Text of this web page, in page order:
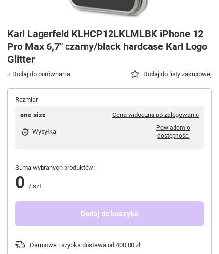
Karl Lagerfeld KLHCP12LKLMLBK iPhone 12
Pro Max 6,7" czarny/black hardcase Karl Logo
Glitter
+ Dodaj do porównania Dodaj do listy zakupowej
Rozmiar
one size Cena widoczna po zalogowaniu
Wysyłka
Powiadom o
dostępności
Suma wybranych produktów:
0 / szt.
Dodaj do koszyka
Darmowa i szybka dostawa od 400,00 zł